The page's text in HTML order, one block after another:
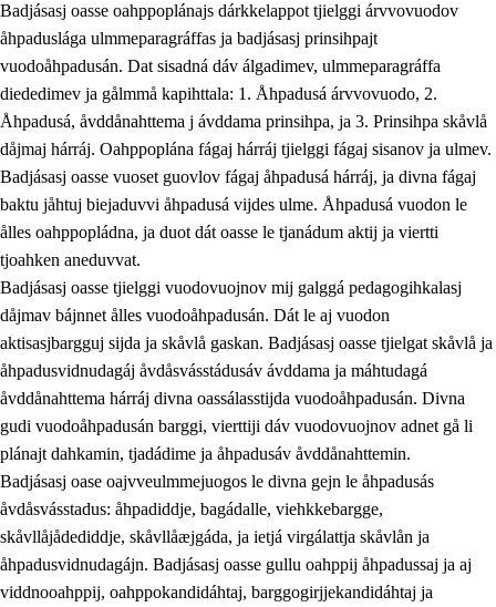
Badjásasj oasse oahppoplánajs dárkkelappot tjielggi árvvovuodov
åhpaduslága ulmmeparagráffas ja badjásasj prinsihpajt
vuodoåhpadusán. Dat sisadná dáv álgadimev, ulmmeparagráffa
diededimev ja gålmmå kapihttala: 1. Åhpadusá árvvovuodo, 2.
Åhpadusá, åvddånahttema j ávddama prinsihpa, ja 3. Prinsihpa skåvlå
dåjmaj hárráj. Oahppoplána fágaj hárráj tjielggi fágaj sisanov ja ulmev.
Badjásasj oasse vuoset guovlov fágaj åhpadusá hárráj, ja divna fágaj
baktu jåhtuj biejaduvvi åhpadusá vijdes ulme. Åhpadusá vuodon le
ålles oahppopládna, ja duot dát oasse le tjanádum aktij ja viertti
tjoahken aneduvvat.
Badjásasj oasse tjielggi vuodovuojnov mij galggá pedagogihkalasj
dåjmav bájnnet ålles vuodoåhpadusán. Dát le aj vuodon
aktisasjbargguj sijda ja skåvlå gaskan. Badjásasj oasse tjielgat skåvlå ja
åhpadusvidnudagáj åvdåsvásstádusáv ávddama ja máhtudagá
åvddånahttema hárráj divna oassálasstijda vuodoåhpadusán. Divna
gudi vuodoåhpadusán barggi, vierttiji dáv vuodovuojnov adnet gå li
plánajt dahkamin, tjadádime ja åhpadusáv åvddånahttemin.
Badjásasj oase oajvveulmmejuogos le divna gejn le åhpadusás
åvdåsvásstadus: åhpadiddje, bagádalle, viehkkebargge,
skåvllåjådediddje, skåvllåæjgáda, ja ietjá virgálattja skåvlån ja
åhpadusvidnudagájn. Badjásasj oasse gullu oahppij åhpadussaj ja aj
viddnooahppij, oahppokandidáhtaj, barggogirjjekandidáhtaj ja